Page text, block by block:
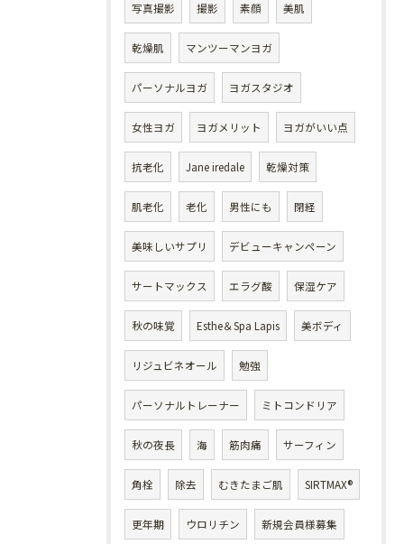
写真撮影 撮影 素顔 美肌
乾燥肌 マンツーマンヨガ
パーソナルヨガ ヨガスタジオ
女性ヨガ ヨガメリット ヨガがいい点
抗老化 Jane iredale 乾燥対策
肌老化 老化 男性にも 閉経
美味しいサプリ デビューキャンペーン
サートマックス エラグ酸 保湿ケア
秋の味覚 Esthe＆Spa Lapis 美ボディ
リジュビネオール 勉強
パーソナルトレーナー ミトコンドリア
秋の夜長 海 筋肉痛 サーフィン
角栓 除去 むきたまご肌 SIRTMAX®
更年期 ウロリチン 新規会員様募集